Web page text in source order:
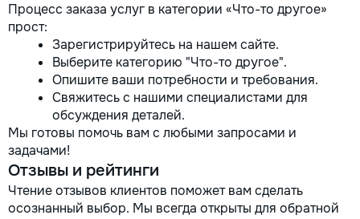
Процесс заказа услуг в категории «Что-то другое»
прост:
Зарегистрируйтесь на нашем сайте.
Выберите категорию "Что-то другое".
Опишите ваши потребности и требования.
Свяжитесь с нашими специалистами для
обсуждения деталей.
Мы готовы помочь вам с любыми запросами и
задачами!
Отзывы и рейтинги
Чтение отзывов клиентов поможет вам сделать
осознанный выбор. Мы всегда открыты для обратной